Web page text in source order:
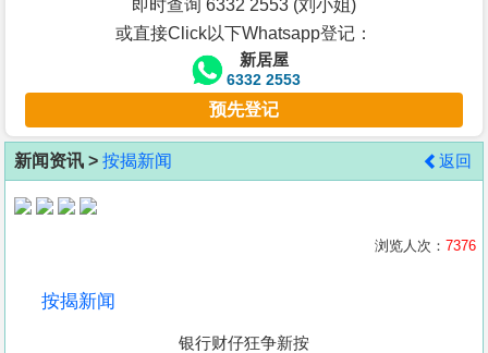
客
地
产
即时查询 6332 2553 (刘小姐)
或直接Click以下Whatsapp登记：
新居屋
6332 2553
预先登记
新闻资讯 > 按揭新闻 返回
浏览人次： 7376
按揭新闻
银行财仔狂争新按